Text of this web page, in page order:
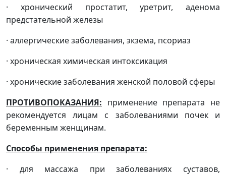
· хронический простатит, уретрит, аденома
предстательной железы
· аллергические заболевания, экзема, псориаз
· хроническая химическая интоксикация
· хронические заболевания женской половой сферы
ПРОТИВОПОКАЗАНИЯ: применение препарата не
рекомендуется лицам с заболеваниями почек и
беременным женщинам.
Способы применения препарата:
· для массажа при заболеваниях суставов,